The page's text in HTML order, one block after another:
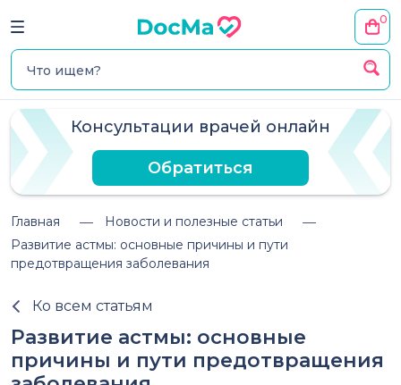
0
Консультации врачей онлайн
Обратиться
Главная
Новости и полезные статьи
Развитие астмы: основные причины и пути
предотвращения заболевания
Ко всем статьям
Развитие астмы: основные
причины и пути предотвращения